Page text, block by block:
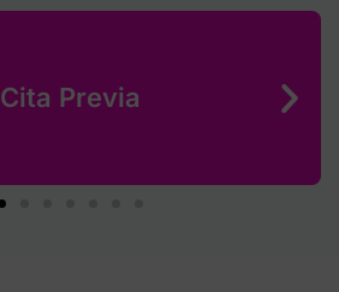
Cita Previa